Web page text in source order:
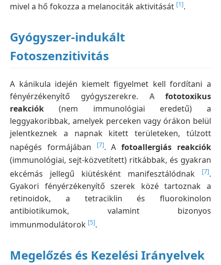
mivel a hő fokozza a melanociták aktivitását [1].
Gyógyszer-indukált
Fotoszenzitivitás
A kánikula idején kiemelt figyelmet kell fordítani a
fényérzékenyítő gyógyszerekre. A fototoxikus
reakciók (nem immunológiai eredetű) a
leggyakoribbak, amelyek perceken vagy órákon belül
jelentkeznek a napnak kitett területeken, túlzott
napégés formájában
[7]. Afotoallergiás reakciók
(immunológiai, sejt-közvetített) ritkábbak, és gyakran
ekcémás jellegű kiütésként manifesztálódnak
[7].
Gyakori fényérzékenyítő szerek közé tartoznak a
retinoidok, a tetraciklin és fluorokinolon
antibiotikumok, valamint bizonyos
immunmodulátorok [5].
Megelőzés és Kezelési Irányelvek